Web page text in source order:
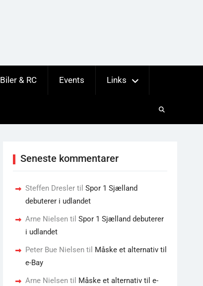
Biler & RC Events Links
Seneste kommentarer
Steffen Dresler til Spor 1 Sjælland
debuterer i udlandet
Arne Nielsen til Spor 1 Sjælland debuterer
i udlandet
Peter Bue Nielsen til Måske et alternativ til
e-Bay
Arne Nielsen til Måske et alternativ til e-